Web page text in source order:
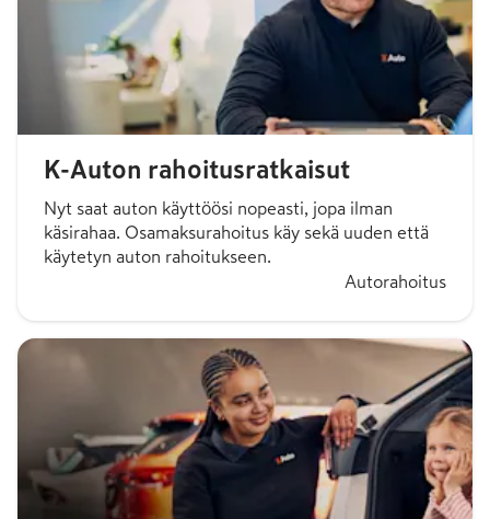
K-Auton rahoitusratkaisut
Nyt saat auton käyttöösi nopeasti, jopa ilman
käsirahaa. Osamaksurahoitus käy sekä uuden että
käytetyn auton rahoitukseen.
Autorahoitus